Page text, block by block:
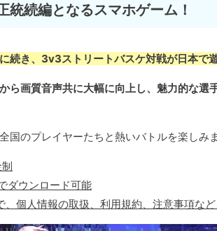
統続編となるスマホゲーム！
続き、3v3ストリートバスケ対戦が日本で
ら画質音声共に大幅に向上し、魅力的な選
国のプレイヤーたちと熱いバトルを楽しみ
ダウンロード可能
個人情報の取扱、利用規約、注意事項な